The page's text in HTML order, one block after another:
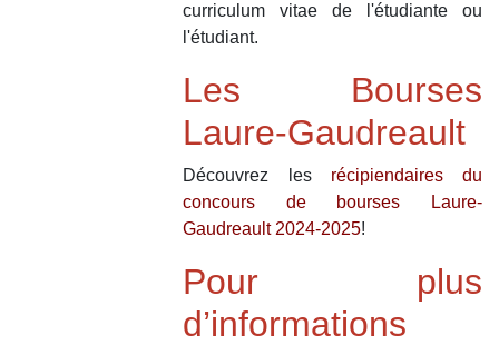
curriculum vitae de l'étudiante ou
l'étudiant.
Les Bourses
Laure-Gaudreault
Découvrez les récipiendaires du
concours de bourses Laure-
Gaudreault 2024-2025!
Pour plus
d’informations